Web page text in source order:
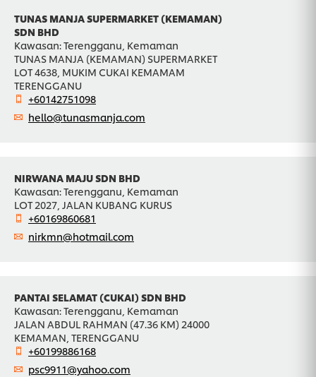
TUNAS MANJA SUPERMARKET (KEMAMAN)
SDN BHD
Kawasan: Terengganu, Kemaman
TUNAS MANJA (KEMAMAN) SUPERMARKET
LOT 4638, MUKIM CUKAI KEMAMAM
TERENGGANU
+60142751098
hello@tunasmanja.com
NIRWANA MAJU SDN BHD
Kawasan: Terengganu, Kemaman
LOT 2027, JALAN KUBANG KURUS
+60169860681
nirkmn@hotmail.com
PANTAI SELAMAT (CUKAI) SDN BHD
Kawasan: Terengganu, Kemaman
JALAN ABDUL RAHMAN (47.36 KM) 24000
KEMAMAN, TERENGGANU
+60199886168
psc9911@yahoo.com